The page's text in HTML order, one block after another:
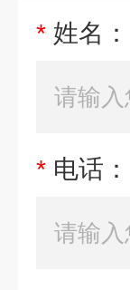
* 姓名：
* 电话：